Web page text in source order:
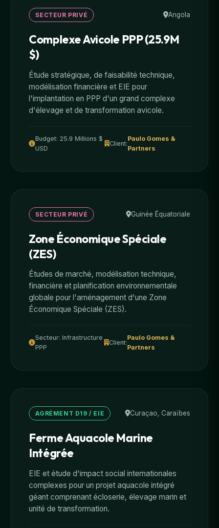
SECTEUR PRIVÉ Angola
Complexe Avicole PPP (25.9M
$)
Étude stratégique, de faisabilité technique,
modélisation financière et EIE pour
l'implantation en PPP d'un grand complexe
d'élevage et de transformation avicole.
Budget: 25.9 Millions $
USD
Client:
Paulo Gomes &
Partners
SECTEUR PRIVÉ Guinée Équatoriale
Zone Économique Spéciale
(ZES)
Études de marché, modélisation technique,
financière et planification environnementale
globale pour l'aménagement d'une Zone
Économique Spéciale (ZES).
Secteur: Infrastructure
PPP
Client:
Paulo Gomes &
Partners
AGRÉMENT D19 / EIE Curaçao, Caraïbes
Ferme Aquacole Marine
Intégrée
EIE et étude d'impact social internationales
complexes pour un projet aquacole intégré
géant comprenant écloserie, élevage marin et
unité de transformation.